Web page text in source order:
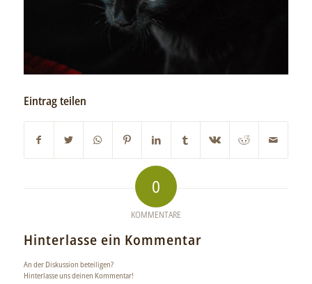
Eintrag teilen
0
KOMMENTARE
Hinterlasse ein Kommentar
An der Diskussion beteiligen?
Hinterlasse uns deinen Kommentar!